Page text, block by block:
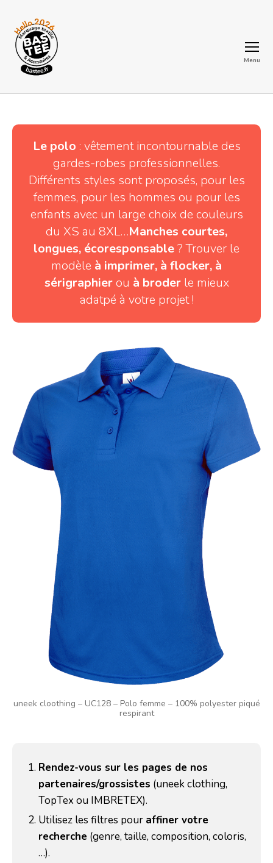
Menu
Le polo : vêtement incontournable des
gardes-robes professionnelles.
Différents styles sont proposés, pour les
femmes, pour les hommes ou pour les
enfants avec un large choix de couleurs
du XS au 8XL…Manches courtes,
longues, écoresponsable? Trouver le
modèle à imprimer, à flocker, à
sérigraphierou à broderle mieux
adatpé à votre projet !
uneek cloothing – UC128 – Polo femme – 100% polyester piqué
respirant
Rendez-vous sur les pages de nos
partenaires/grossistes (uneek clothing,
TopTex ou IMBRETEX).
Utilisez les filtres pour affiner votre
recherche (genre, taille, composition, coloris,
…).